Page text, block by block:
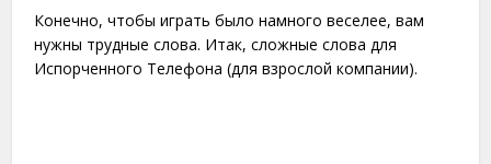
Конечно, чтобы играть было намного веселее, вам
нужны трудные слова. Итак, сложные слова для
Испорченного Телефона (для взрослой компании).